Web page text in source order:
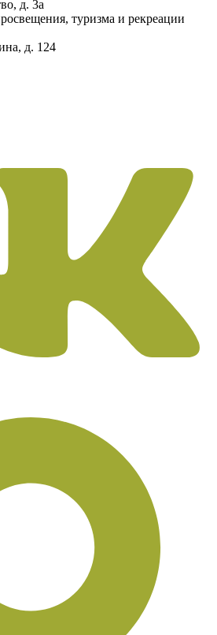
д. 3а
туризма и рекреации
д. 124